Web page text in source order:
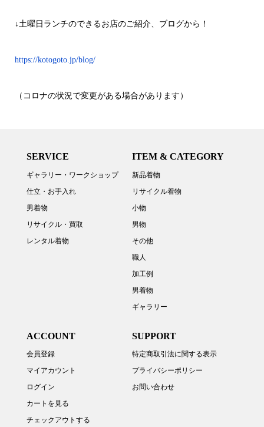
↓土曜日ランチのできるお店のご紹介、ブログから！
https://kotogoto.jp/blog/
（コロナの状況で変更がある場合があります）
SERVICE
ギャラリー・ワークショップ
仕立・お手入れ
男着物
リサイクル・買取
レンタル着物
ITEM & CATEGORY
新品着物
リサイクル着物
小物
男物
その他
職人
加工例
男着物
ギャラリー
ACCOUNT
会員登録
マイアカウント
ログイン
カートを見る
チェックアウトする
SUPPORT
特定商取引法に関する表示
プライバシーポリシー
お問い合わせ